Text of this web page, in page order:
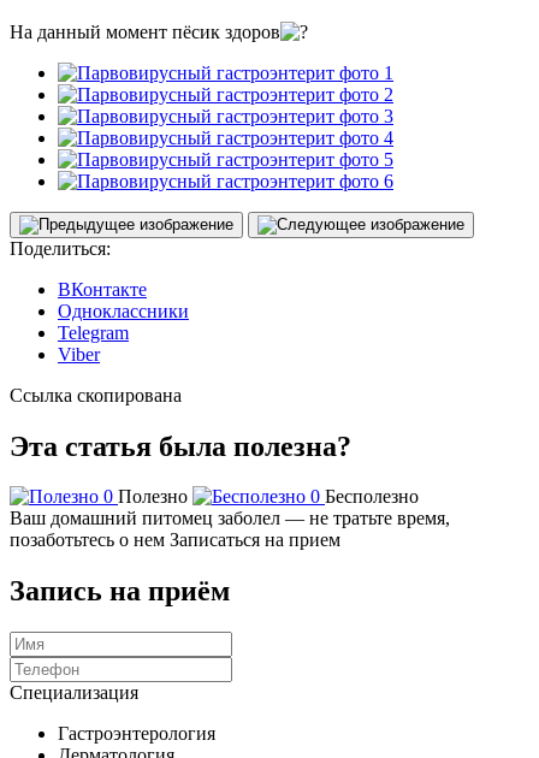
На данный момент пёсик здоров
Поделиться:
ВКонтакте
Одноклассники
Telegram
Viber
Ссылка скопирована
Эта статья была полезна?
0 Полезно 0 Бесполезно
Ваш домашний питомец заболел — не тратьте время,
позаботьтесь о нем Записаться на прием
Запись на приём
Специализация
Гастроэнтерология